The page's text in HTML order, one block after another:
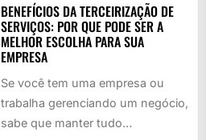
BENEFÍCIOS DA TERCEIRIZAÇÃO DE
SERVIÇOS: POR QUE PODE SER A
MELHOR ESCOLHA PARA SUA
EMPRESA
Se você tem uma empresa ou
trabalha gerenciando um negócio,
sabe que manter tudo